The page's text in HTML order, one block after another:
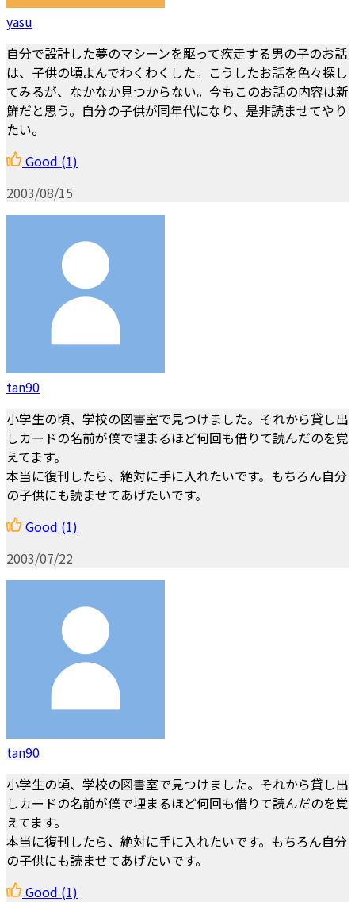
yasu
自分で設計した夢のマシーンを駆って疾走する男の子のお話
は、子供の頃よんでわくわくした。こうしたお話を色々探し
てみるが、なかなか見つからない。今もこのお話の内容は新
鮮だと思う。自分の子供が同年代になり、是非読ませてやり
たい。
Good (1)
2003/08/15
tan90
小学生の頃、学校の図書室で見つけました。それから貸し出
しカードの名前が僕で埋まるほど何回も借りて読んだのを覚
えてます。
本当に復刊したら、絶対に手に入れたいです。もちろん自分
の子供にも読ませてあげたいです。
Good (1)
2003/07/22
tan90
小学生の頃、学校の図書室で見つけました。それから貸し出
しカードの名前が僕で埋まるほど何回も借りて読んだのを覚
えてます。
本当に復刊したら、絶対に手に入れたいです。もちろん自分
の子供にも読ませてあげたいです。
Good (1)